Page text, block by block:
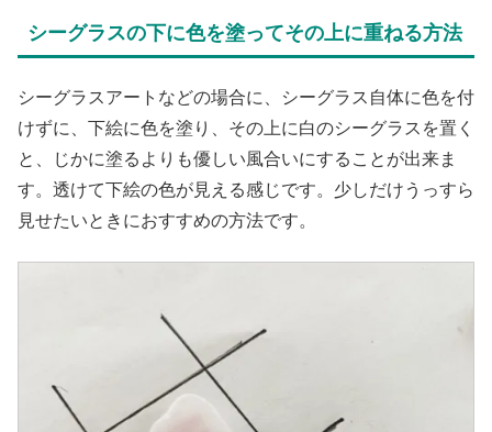
シーグラスの下に色を塗ってその上に重ねる方法
シーグラスアートなどの場合に、シーグラス自体に色を付
けずに、下絵に色を塗り、その上に白のシーグラスを置く
と、じかに塗るよりも優しい風合いにすることが出来ま
す。透けて下絵の色が見える感じです。少しだけうっすら
見せたいときにおすすめの方法です。